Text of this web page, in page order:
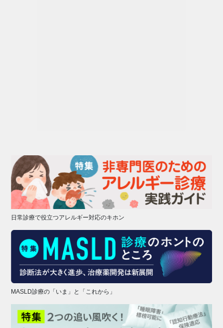
日常診療で役立つアレルギー対応のキホン
MASLD診療の「いま」と「これから」